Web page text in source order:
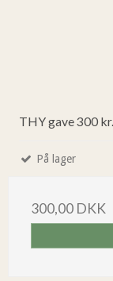
THY gave 300 kr.
På lager
300,00 DKK